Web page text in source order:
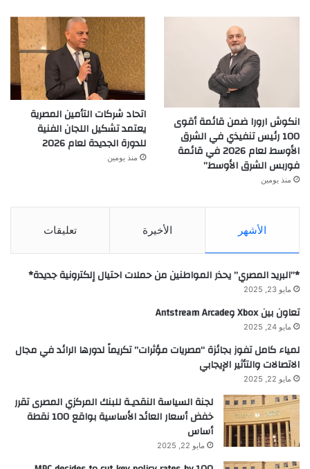
انكوش ارورا ضمن قائمة أقوى
100 رئيس تنفيذي في الشرق
الأوسط لعام 2026 في قائمة
فوربس الشرق الأوسط”
منذ يومين
اتحاد شركات التأمين المصرية
يعتمد تشكيل اللجان الفنية
للدورة الجديدة لعام 2026
منذ يومين
الأشهر الأخيرة تعليقات
*”البريد المصري” يحذر المواطنين من حملات احتيال إلكترونية جديدة*
مايو 23, 2025
تعاون بين Xbox وAntstream Arcade
مايو 24, 2025
لمياء كامل تفوز بجائزة “مصريات مؤثرات” تكريماً لدورها الرائد في مجال
الاتصالات والتأثير الإيجابي
مايو 22, 2025
لجنة السياسة النقديـة للبنك المركزي المصرى تقرر
خفض أسعار العائد الأساسية بواقع 100 نقطة
أساس
مايو 22, 2025